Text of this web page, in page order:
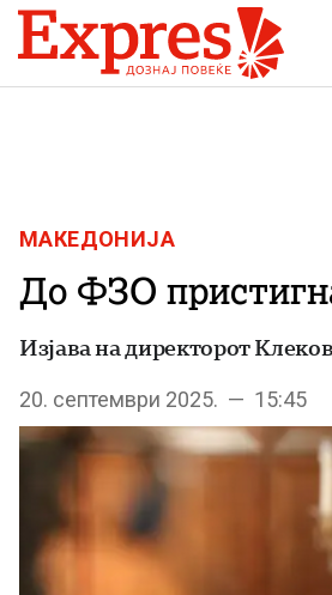
Skip to content
МАКЕДОНИЈА
До ФЗО
Изјава на директорот
20. септември 2025. — 15:45